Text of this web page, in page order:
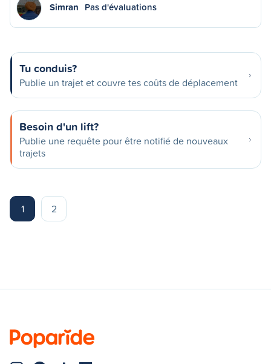
Simran Pas d'évaluations
Tu conduis?
Publie un trajet et couvre tes coûts de déplacement
Besoin d'un lift?
Publie une requête pour être notifié de nouveaux
trajets
1 2